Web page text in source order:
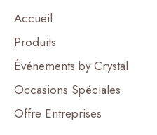
Accueil
Produits
Événements by Crystal
Occasions Spéciales
Offre Entreprises